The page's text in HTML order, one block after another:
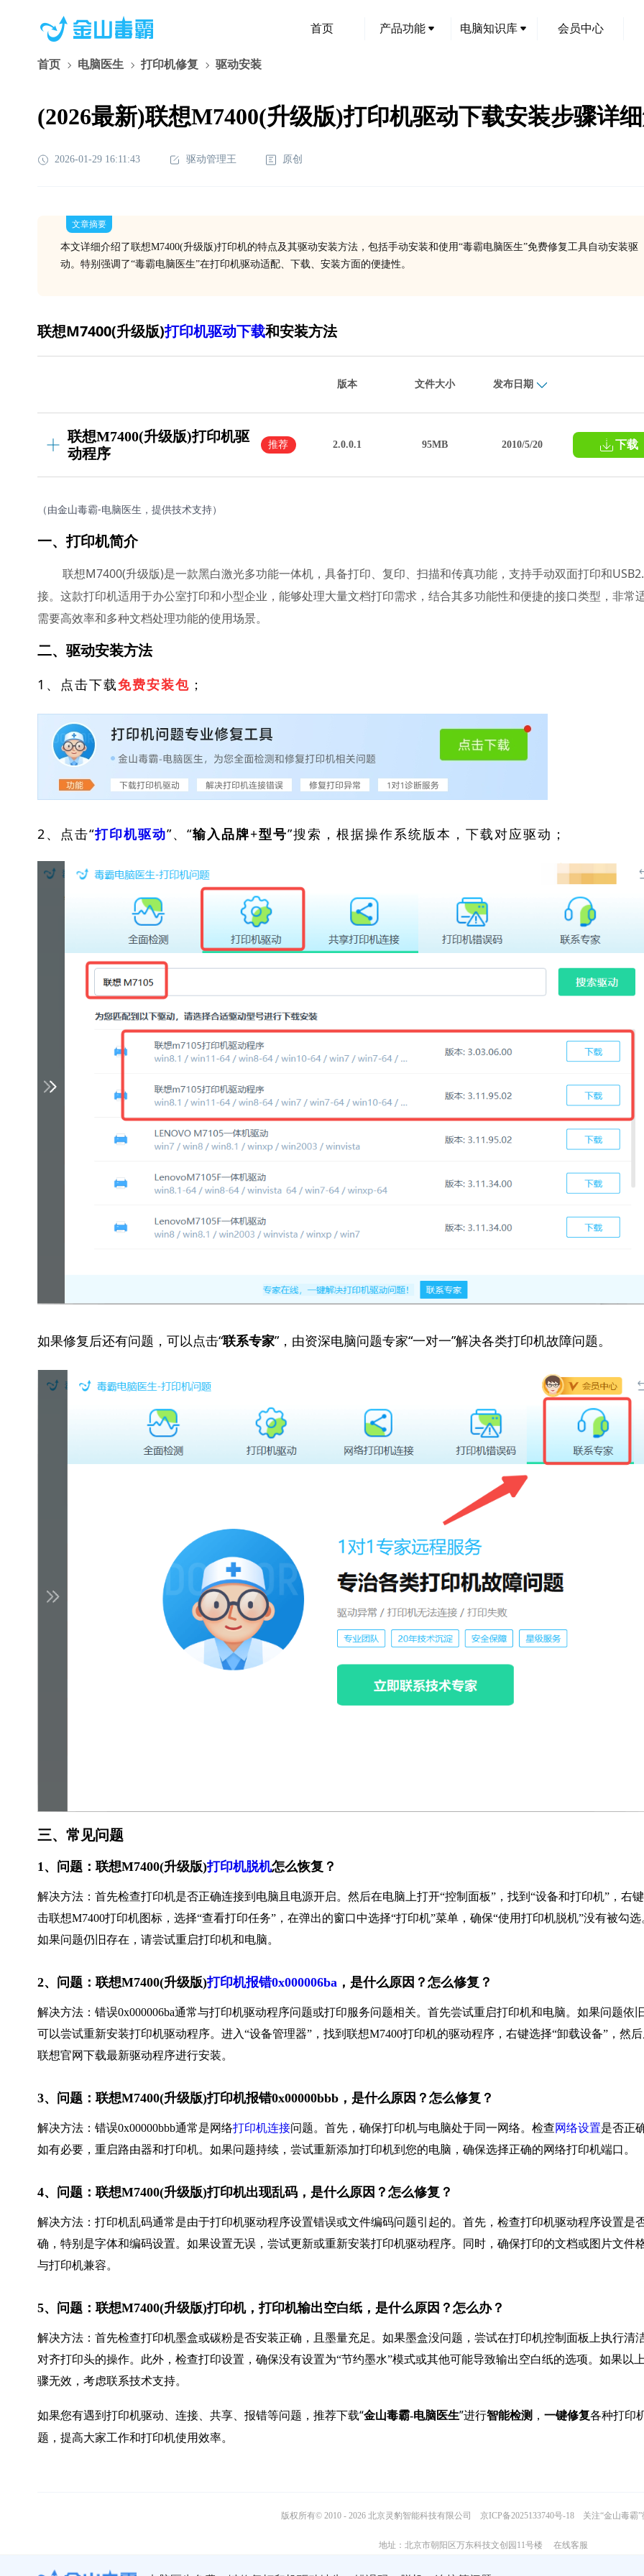
首页 产品功能 电脑知识库 会员中心
首页 电脑医生 打印机修复 驱动安装
(2026最新)联想M7400(升级版)打印机驱动下载安装步骤详
2026-01-29 16:11:43 驱动管理王 原创
文章摘要
本文详细介绍了联想M7400(升级版)打印机的特点及其驱动安装方法，包括手动安装和使用“毒霸电脑医生”免费修复工具自动安装驱
动。特别强调了“毒霸电脑医生”在打印机驱动适配、下载、安装方面的便捷性。
联想M7400(升级版)打印机驱动下载和安装方法
版本 文件大小 发布日期
联想M7400(升级版)打印机驱
动程序
推荐 2.0.0.1 95MB 2010/5/20 下载
（由金山毒霸-电脑医生，提供技术支持）
一、打印机简介
联想M7400(升级版)是一款黑白激光多功能一体机，具备打印、复印、扫描和传真功能，支持手动双面打印和
接。这款打印机适用于办公室打印和小型企业，能够处理大量文档打印需求，结合其多功能性和便捷的接口类型，非常
需要高效率和多种文档处理功能的使用场景。
二、驱动安装方法
1、点击下载免费安装包 ；
2、点击“打印机驱动”、“输入品牌+型号”搜索，根据操作系统版本，下载对应驱动；
如果修复后还有问题，可以点击“联系专家”，由资深电脑问题专家“一对一”解决各类打印机故障问题。
三、常见问题
1、问题：联想M7400(升级版)打印机脱机怎么恢复？
解决方法：首先检查打印机是否正确连接到电脑且电源开启。然后在电脑上打开“控制面板”，找到“设备和打印机”，右
击联想M7400打印机图标，选择“查看打印任务”，在弹出的窗口中选择“打印机”菜单，确保“使用打印机脱机”没有被勾选
如果问题仍旧存在，请尝试重启打印机和电脑。
2、问题：联想M7400(升级版)打印机报错0x000006ba ，是什么原因？怎么修复？
解决方法：错误0x000006ba通常与打印机驱动程序问题或打印服务问题相关。首先尝试重启打印机和电脑。如果问题依
可以尝试重新安装打印机驱动程序。进入“设备管理器”，找到联想M7400打印机的驱动程序，右键选择“卸载设备”，然
联想官网下载最新驱动程序进行安装。
3、问题：联想M7400(升级版)打印机报错0x00000bbb，是什么原因？怎么修复？
解决方法：错误0x00000bbb通常是网络打印机连接问题。首先，确保打印机与电脑处于同一网络。检查网络设置是否正
如有必要，重启路由器和打印机。如果问题持续，尝试重新添加打印机到您的电脑，确保选择正确的网络打印机端口。
4、问题：联想M7400(升级版)打印机出现乱码，是什么原因？怎么修复？
解决方法：打印机乱码通常是由于打印机驱动程序设置错误或文件编码问题引起的。首先，检查打印机驱动程序设置是
确，特别是字体和编码设置。如果设置无误，尝试更新或重新安装打印机驱动程序。同时，确保打印的文档或图片文件
与打印机兼容。
5、问题：联想M7400(升级版)打印机，打印机输出空白纸，是什么原因？怎么办？
解决方法：首先检查打印机墨盒或碳粉是否安装正确，且墨量充足。如果墨盒没问题，尝试在打印机控制面板上执行清
对齐打印头的操作。此外，检查打印设置，确保没有设置为“节约墨水”模式或其他可能导致输出空白纸的选项。如果以
骤无效，考虑联系技术支持。
如果您有遇到打印机驱动、连接、共享、报错等问题，推荐下载“金山毒霸-电脑医生”进行智能检测 ， 一键修复各种打印
题，提高大家工作和打印机使用效率。
版权所有© 2010 - 2026 北京灵豹智能科技有限公司 京ICP备2025133740号-18 关注“金山毒霸
地址：北京市朝阳区万东科技文创园11号楼 在线客服